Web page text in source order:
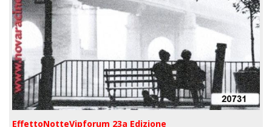
EffettoNotteVipforum 23a Edizione